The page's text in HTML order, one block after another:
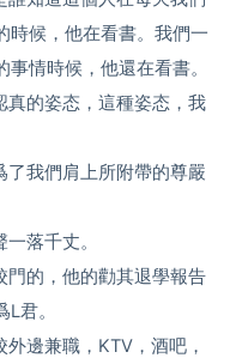
時候，他在看書。我們一
情時候，他還在看書。
真的姿态，這種姿态，我
我們肩上所附帶的尊嚴
落千丈。
門的，他的勸其退學報告
君。
邊兼職，KTV，酒吧，